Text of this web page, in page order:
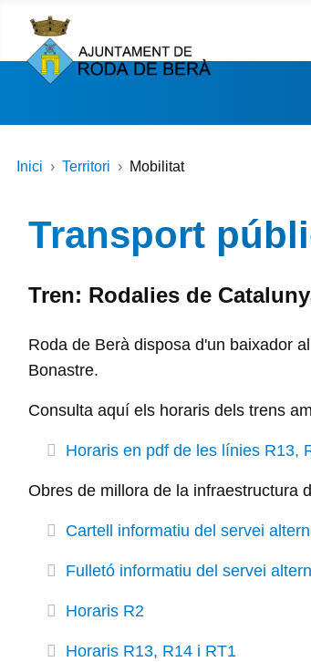
Inici Territori Mobilitat
Transport
Tren: Rodalies de
Roda de Berà disposa d'un baixador
Bonastre.
Consulta aquí els horaris dels trens
Horaris en pdf de les línies R13,
Obres de millora de la infraestructura
Cartell informatiu del servei
Fulletó informatiu del servei
Horaris R2
Horaris R13, R14 i RT1